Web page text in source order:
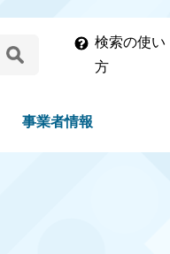
検索の使い
方
事業者情報